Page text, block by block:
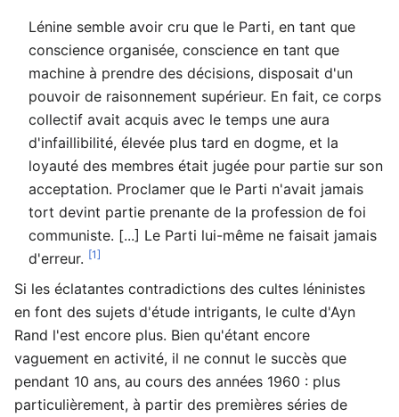
Lénine semble avoir cru que le Parti, en tant que
conscience organisée, conscience en tant que
machine à prendre des décisions, disposait d'un
pouvoir de raisonnement supérieur. En fait, ce corps
collectif avait acquis avec le temps une aura
d'infaillibilité, élevée plus tard en dogme, et la
loyauté des membres était jugée pour partie sur son
acceptation. Proclamer que le Parti n'avait jamais
tort devint partie prenante de la profession de foi
communiste. [...] Le Parti lui-même ne faisait jamais
d'erreur. [1]
Si les éclatantes contradictions des cultes léninistes
en font des sujets d'étude intrigants, le culte d'Ayn
Rand l'est encore plus. Bien qu'étant encore
vaguement en activité, il ne connut le succès que
pendant 10 ans, au cours des années 1960 : plus
particulièrement, à partir des premières séries de